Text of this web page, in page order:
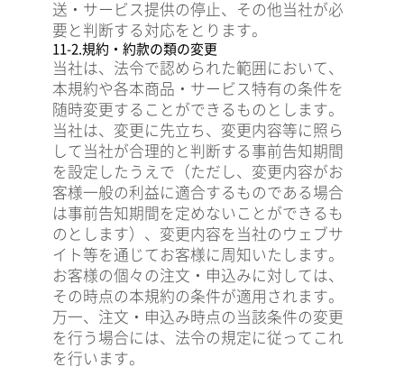
送・サービス提供の停止、その他当社が必
要と判断する対応をとります。
11-2.規約・約款の類の変更
当社は、法令で認められた範囲において、
本規約や各本商品・サービス特有の条件を
随時変更することができるものとします。
当社は、変更に先立ち、変更内容等に照ら
して当社が合理的と判断する事前告知期間
を設定したうえで（ただし、変更内容がお
客様一般の利益に適合するものである場合
は事前告知期間を定めないことができるも
のとします）、変更内容を当社のウェブサ
イト等を通じてお客様に周知いたします。
お客様の個々の注文・申込みに対しては、
その時点の本規約の条件が適用されます。
万一、注文・申込み時点の当該条件の変更
を行う場合には、法令の規定に従ってこれ
を行います。